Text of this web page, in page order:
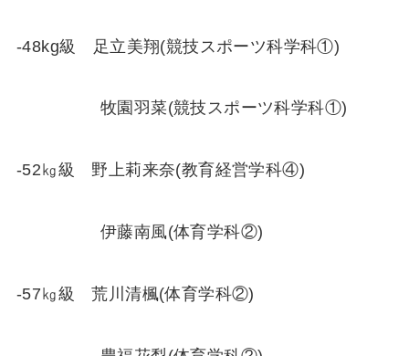
-48kg級 足立美翔(競技スポーツ科学科①)
牧園羽菜(競技スポーツ科学科①)
-52㎏級 野上莉来奈(教育経営学科④)
伊藤南風(体育学科②)
-57㎏級 荒川清楓(体育学科②)